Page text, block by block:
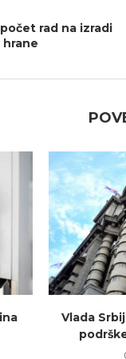
rad na izradi
Vlada